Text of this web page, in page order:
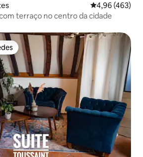
4,96 de uma
4,96 (463)
terraço no centro da cidade